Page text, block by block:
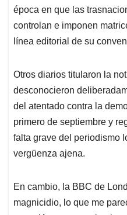
época en que las
controlan e imponen
línea editorial de su
Otros diarios titularon la
desconocieron
del atentado contra la
primero de septiembre y
falta grave del periodismo
vergüenza ajena.
En cambio, la BBC de
magnicidio, lo que me